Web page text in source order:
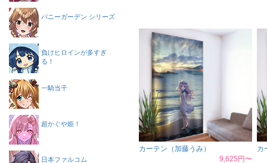
カーテン（加藤うみ）
9,625円〜
カ
バニーガーデン シリーズ
負けヒロインが多すぎ
る！
一騎当千
超かぐや姫！
日本ファルコム